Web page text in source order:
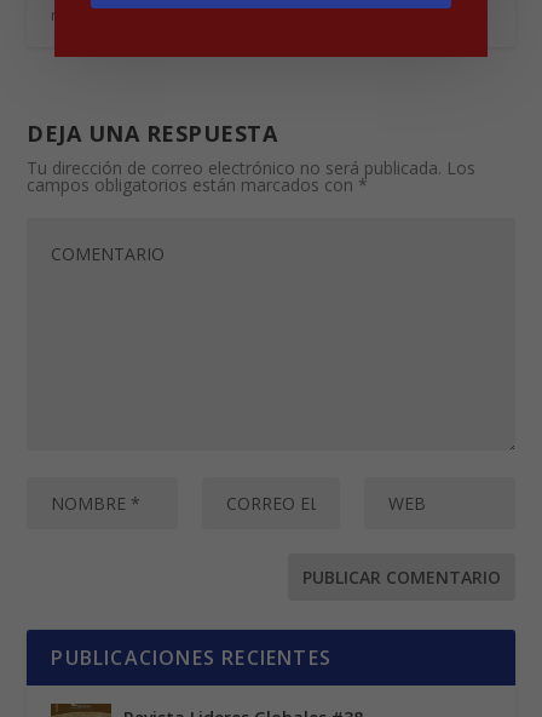
noviembre 27, 2023
DEJA UNA RESPUESTA
Tu dirección de correo electrónico no será publicada. Los
campos obligatorios están marcados con *
PUBLICACIONES RECIENTES